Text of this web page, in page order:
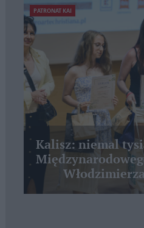
PATRONAT KAI
Kalisz: niemal